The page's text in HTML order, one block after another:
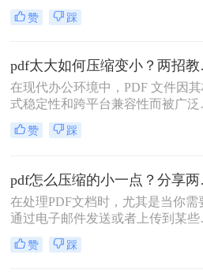
还影响文件的传输速度。为了满足
定需求，将PDF文件压缩到2M以内
以内呢？本文将介绍两种常用的
压缩方法。
赞 踩
pdf
在现代办公环境中，PDF 文件因
式稳定性和跨平台兼容性而被广泛
用。然而，当这些文件变得过大时
它们不仅占用大量存储空间，而且
传到某些平台。因此，掌握pdf太大
何压缩变小是十分必要的。本文将
绍两种实用的方法来解决这个问题
帮助您轻松完成 PDF 文件的压缩。
赞 踩
pdf
在处理PDF文档时，尤其是当你需
通过电子邮件发送或者上传到某些
文件大小有限制的平台时，压缩
文件变得尤为重要。那么pdf怎么压
赞 踩